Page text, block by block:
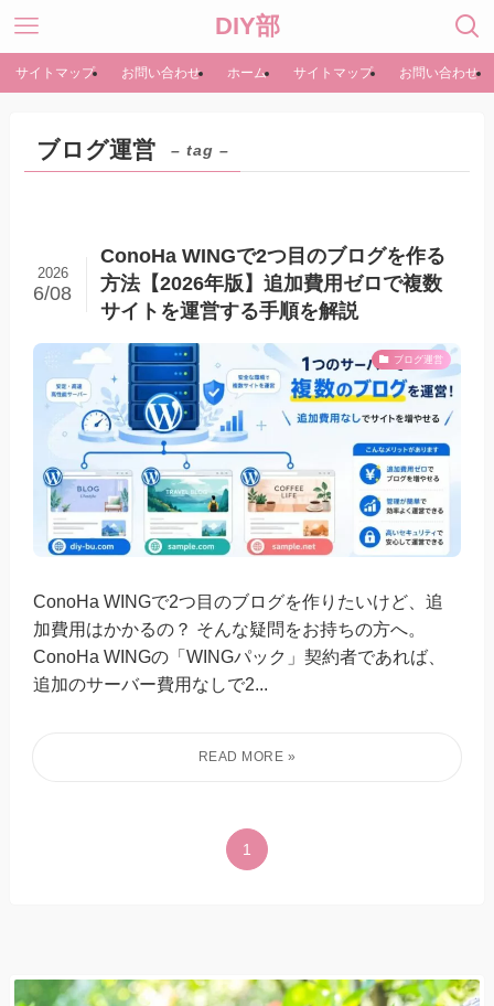
DIY部
サイトマップ お問い合わせ ホーム サイトマップ お問い合わせ
ブログ運営 – tag –
ConoHa WINGで2つ目のブログを作る
方法【2026年版】追加費用ゼロで複数
サイトを運営する手順を解説
2026
6/08
ブログ運営
ConoHa WINGで2つ目のブログを作りたいけど、追
加費用はかかるの？ そんな疑問をお持ちの方へ。
ConoHa WINGの「WINGパック」契約者であれば、
追加のサーバー費用なしで2...
1